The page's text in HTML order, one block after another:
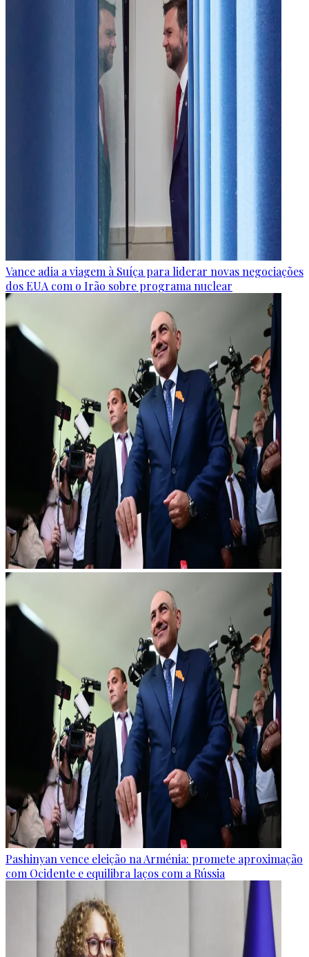
Vance adia a viagem à Suíça para liderar novas negociações
dos EUA com o Irão sobre programa nuclear
Pashinyan vence eleição na Arménia: promete aproximação
com Ocidente e equilibra laços com a Rússia